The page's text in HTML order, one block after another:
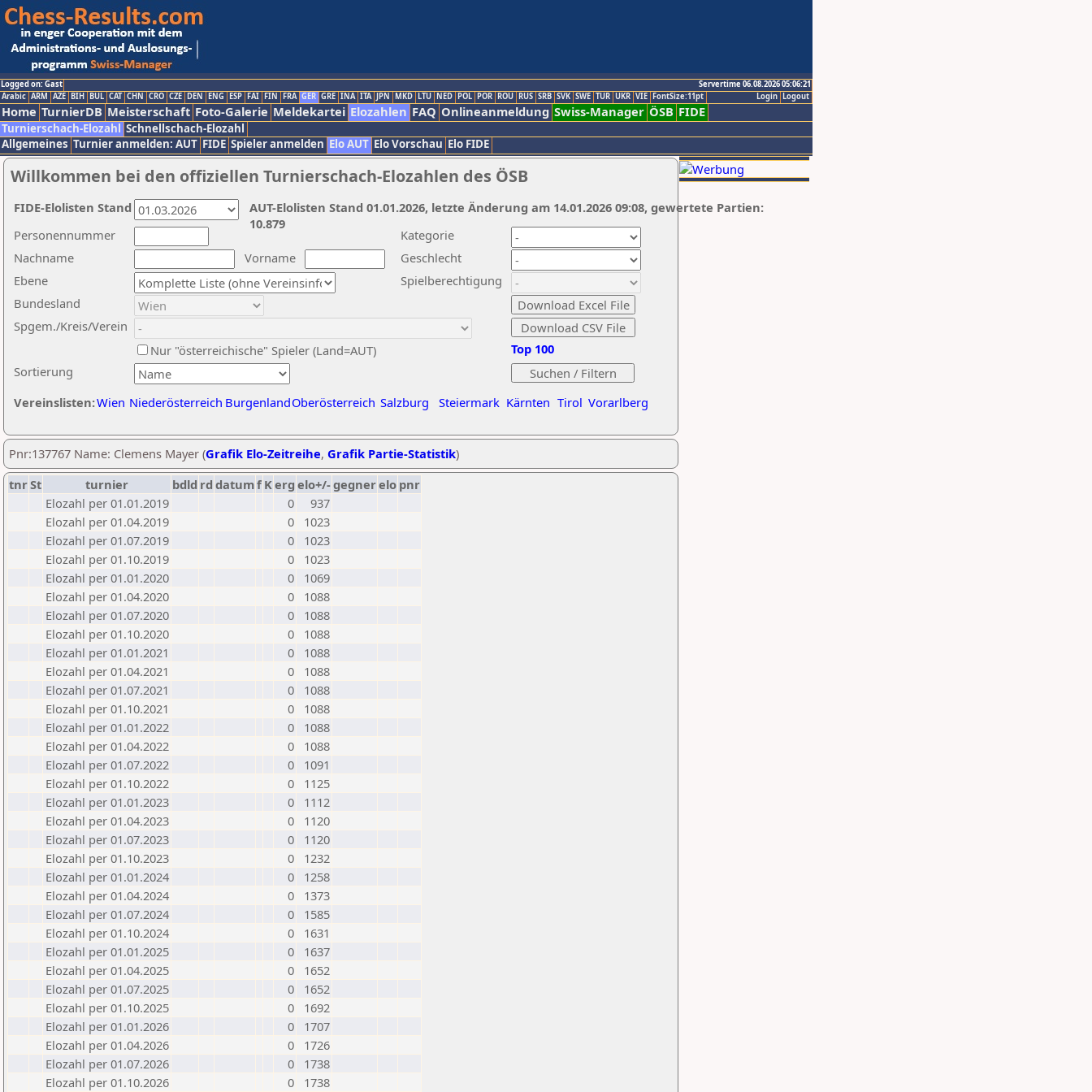
Logged on: Gast
Servertime 06.08.2026 05:06:21
Logout
Login
Arabic ARM AZE BIH BUL CAT CHN CRO CZE DEN ENG ESP FAI FIN FRA GER GRE INA ITA JPN MKD LTU NED POL POR ROU RUS SRB SVK SWE TUR UKR VIE FontSize:11pt
Home TurnierDB Meisterschaft Foto-Galerie Meldekartei Elozahlen FAQ Onlineanmeldung Swiss-Manager ÖSB FIDE
Turnierschach-Elozahl Schnellschach-Elozahl
Allgemeines Turnier anmelden: AUT FIDE Spieler anmelden Elo AUT Elo Vorschau Elo FIDE
Willkommen bei den offiziellen Turnierschach-Elozahlen des ÖSB
Nachname
Vorname
Ebene
Kategorie
Sortierung
Personennummer
Bundesland
Spgem./Kreis/Verein
Geschlecht
Nur "österreichische" Spieler (Land=AUT)
Spielberechtigung
Vereinslisten:Wien Niederösterreich BurgenlandOberösterreich Salzburg Steiermark Kärnten Tirol Vorarlberg
Top 100
AUT-Elolisten Stand 01.01.2026, letzte Änderung am 14.01.2026 09:08, gewertete Partien:
10.879
FIDE-Elolisten Stand
Pnr:137767 Name: Clemens Mayer (Grafik Elo-Zeitreihe, Grafik Partie-Statistik)
tnrSt turnier bdld rd datumf Kerg elo+/-gegnerelo pnr
Elozahl per 01.01.2019
0
937
Elozahl per 01.04.2019
0
1023
Elozahl per 01.07.2019
0
1023
Elozahl per 01.10.2019
0
1023
Elozahl per 01.01.2020
0
1069
Elozahl per 01.04.2020
0
1088
Elozahl per 01.07.2020
0
1088
Elozahl per 01.10.2020
0
1088
Elozahl per 01.01.2021
0
1088
Elozahl per 01.04.2021
0
1088
Elozahl per 01.07.2021
0
1088
Elozahl per 01.10.2021
0
1088
Elozahl per 01.01.2022
0
1088
Elozahl per 01.04.2022
0
1088
Elozahl per 01.07.2022
0
1091
Elozahl per 01.10.2022
0
1125
Elozahl per 01.01.2023
0
1112
Elozahl per 01.04.2023
0
1120
Elozahl per 01.07.2023
0
1120
Elozahl per 01.10.2023
0
1232
Elozahl per 01.01.2024
0
1258
Elozahl per 01.04.2024
0
1373
Elozahl per 01.07.2024
0
1585
Elozahl per 01.10.2024
0
1631
Elozahl per 01.01.2025
0
1637
Elozahl per 01.04.2025
0
1652
Elozahl per 01.07.2025
0
1652
Elozahl per 01.10.2025
0
1692
Elozahl per 01.01.2026
0
1707
Elozahl per 01.04.2026
0
1726
Elozahl per 01.07.2026
0
1738
Elozahl per 01.10.2026
0 1738